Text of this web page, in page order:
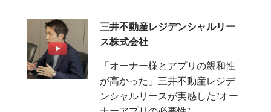
三井不動産レジデンシャルリー
ス株式会社
「オーナー様とアプリの親和性
が高かった」三井不動産レジデ
ンシャルリースが実感した”オー